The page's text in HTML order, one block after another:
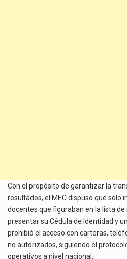
Con el propósito de garantizar la
resultados, el MEC dispuso que solo
docentes que figuraban en la lista
presentar su Cédula de Identidad y
prohibió el acceso con carteras,
no autorizados, siguiendo el
operativos a nivel nacional.